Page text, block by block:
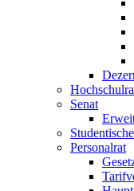
Senat
Personalrat